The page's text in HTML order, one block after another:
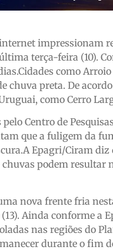
impressionam
terça-feira (10).
como Arroio
chuva preta. De
como Cerro
Centro de
que a fuligem da
Epagri/Ciram
chuvas podem
nova frente fria
Ainda conforme
nas regiões do
durante o fim